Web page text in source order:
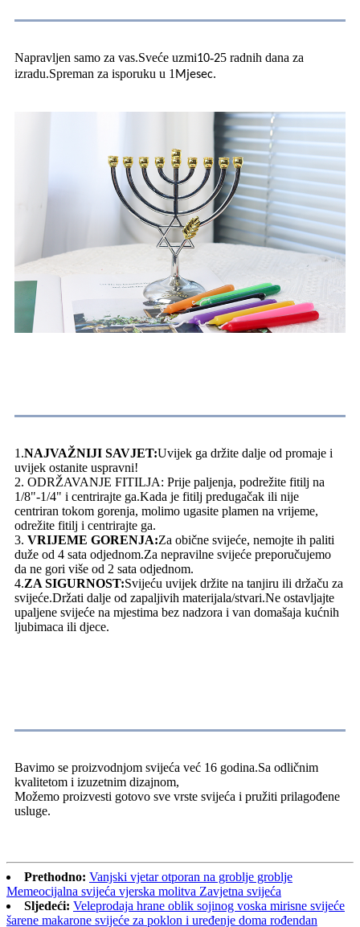
Napravljen samo za vas.Sveće uzmi10-25 radnih dana za
izradu.Spreman za isporuku u 1 Mjesec.
1.NAJVAŽNIJI SAVJET:Uvijek ga držite dalje od promaje i
uvijek ostanite uspravni!
2. ODRŽAVANJE FITILJA: Prije paljenja, podrežite fitilj na
1/8"-1/4" i centrirajte ga.Kada je fitilj predugačak ili nije
centriran tokom gorenja, molimo ugasite plamen na vrijeme,
odrežite fitilj i centrirajte ga.
3. VRIJEME GORENJA:Za obične svijeće, nemojte ih paliti
duže od 4 sata odjednom.Za nepravilne svijeće preporučujemo
da ne gori više od 2 sata odjednom.
4.ZA SIGURNOST:Svijeću uvijek držite na tanjiru ili držaču za
svijeće.Držati dalje od zapaljivih materijala/stvari.Ne ostavljajte
upaljene svijeće na mjestima bez nadzora i van domašaja kućnih
ljubimaca ili djece.
Bavimo se proizvodnjom svijeća već 16 godina.Sa odličnim
kvalitetom i izuzetnim dizajnom,
Možemo proizvesti gotovo sve vrste svijeća i pružiti prilagođene
usluge.
Prethodno: Vanjski vjetar otporan na groblje groblje
Memeocijalna svijeća vjerska molitva Zavjetna svijeća
Sljedeći: Veleprodaja hrane oblik sojinog voska mirisne svijeće
šarene makarone svijeće za poklon i uređenje doma rođendan